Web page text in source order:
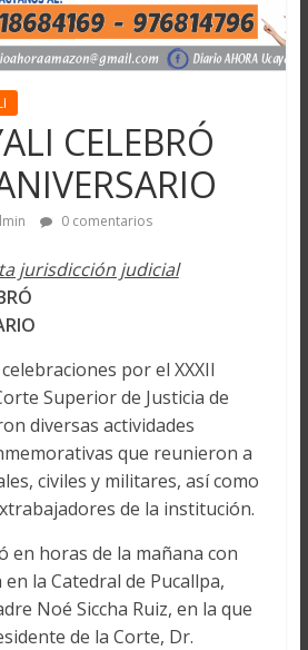
CELEBRÓ
0 comentarios
jurisdicción judicial
por el XXXII
Superior de Justicia de
diversas actividades
que reunieron a
civiles y militares, así como
de la institución.
en horas de la mañana con
la Catedral de Pucallpa,
Noé Siccha Ruiz, en la que
de la Corte, Dr.